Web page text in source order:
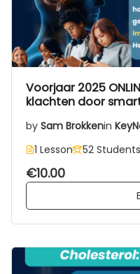
Voorjaar 2025
klachten door
by Sam Brokkenin
1 Lesson
52 Students
€10.00